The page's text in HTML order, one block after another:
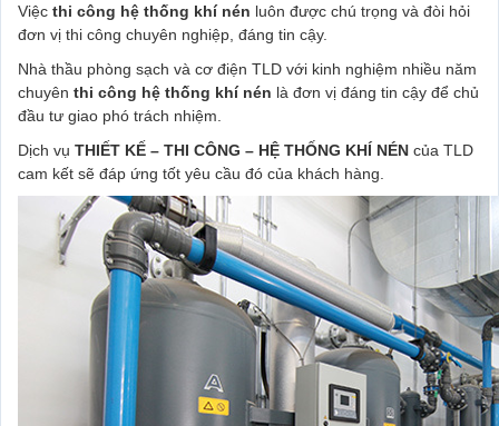
Việc thi công hệ thống khí nén luôn được chú trọng và đòi hỏi
đơn vị thi công chuyên nghiệp, đáng tin cậy.
Nhà thầu phòng sạch và cơ điện TLD với kinh nghiệm nhiều năm
chuyên thi công hệ thống khí nén là đơn vị đáng tin cậy để chủ
đầu tư giao phó trách nhiệm.
Dịch vụ THIẾT KẾ – THI CÔNG – HỆ THỐNG KHÍ NÉN của TLD
cam kết sẽ đáp ứng tốt yêu cầu đó của khách hàng.